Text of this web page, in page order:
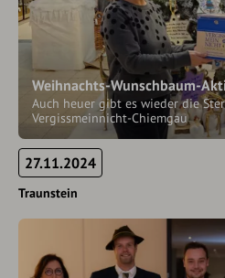
Weihnachts-Wunschbaum-
Auch heuer gibt es wieder die
Vergissmeinnicht-Chiemgau
27.11.2024
Traunstein